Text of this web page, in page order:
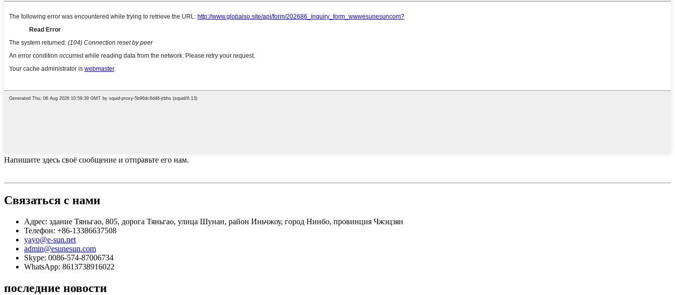
Напишите здесь своё сообщение и отправьте его нам.
Связаться с нами
Адрес: здание Тяньгао, 805, дорога Тяньгао, улица Шунан, район Иньчжоу, город Нинбо, провинция Чжэцзян
Телефон: +86-13386637508
yayo@e-sun.net
admin@esunesun.com
Skype: 0086-574-87006734
WhatsApp: 8613738916022
последние новости